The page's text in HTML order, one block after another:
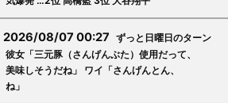
2026/08/07 00:27ずっと日曜日のターン
彼女「三元豚（さんげんぶた）使用だって、
美味しそうだね」 ワイ「さんげんとん、
ね」